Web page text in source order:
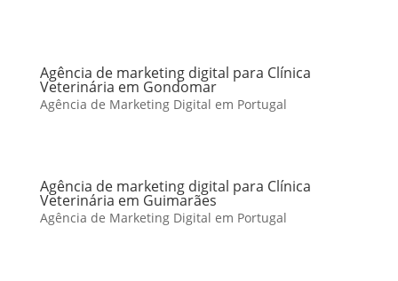
Agência de marketing digital para Clínica
Veterinária em Gondomar
Agência de Marketing Digital em Portugal
Agência de marketing digital para Clínica
Veterinária em Guimarães
Agência de Marketing Digital em Portugal